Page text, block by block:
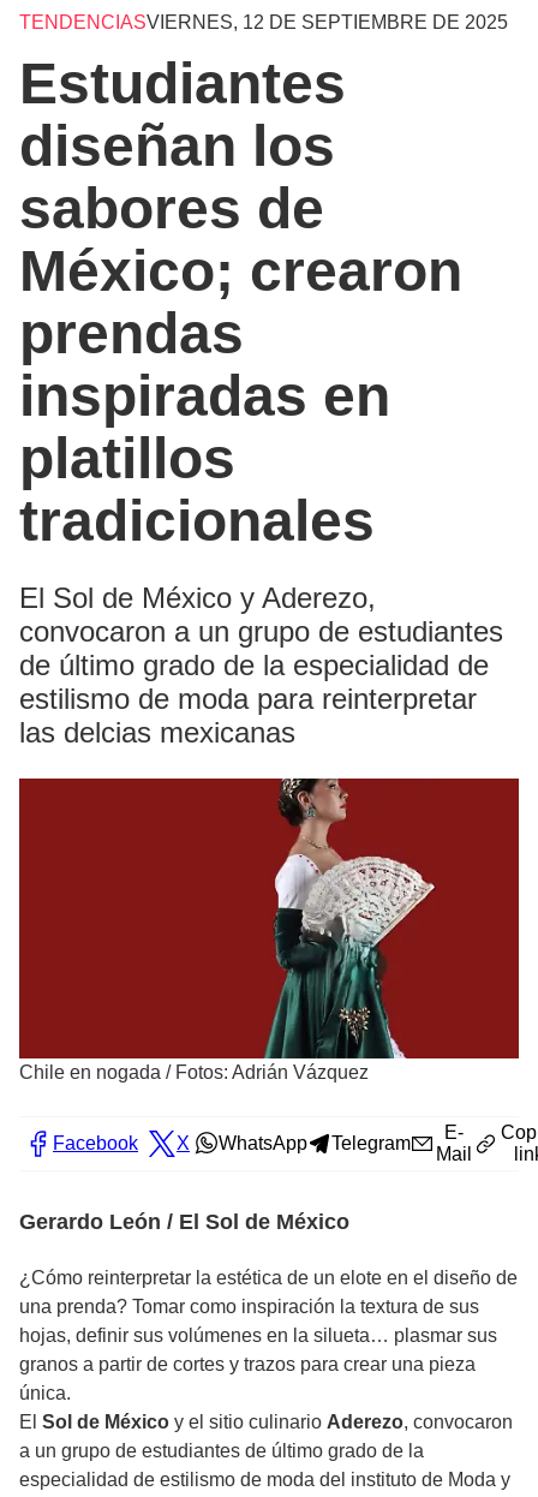
TENDENCIASVIERNES, 12 DE SEPTIEMBRE DE 2025
Estudiantes
diseñan los
sabores de
México; crearon
prendas
inspiradas en
platillos
tradicionales
El Sol de México y Aderezo,
convocaron a un grupo de estudiantes
de último grado de la especialidad de
estilismo de moda para reinterpretar
las delcias mexicanas
Chile en nogada / Fotos: Adrián Vázquez
Facebook X WhatsApp Telegram
E-
Mail
Gerardo León / El Sol de México
¿Cómo reinterpretar la estética de un elote en el diseño de
una prenda? Tomar como inspiración la textura de sus
hojas, definir sus volúmenes en la silueta… plasmar sus
granos a partir de cortes y trazos para crear una pieza
única.
El Sol de México y el sitio culinario Aderezo, convocaron
a un grupo de estudiantes de último grado de la
especialidad de estilismo de moda del instituto de Moda y